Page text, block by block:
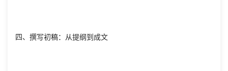
四、撰写初稿：从提纲到成文